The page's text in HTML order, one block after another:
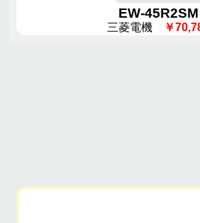
EW-45R2SM
三菱電機￥